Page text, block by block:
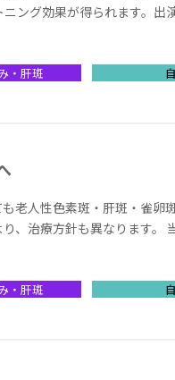
ニング効果が得られます。
・肝斑
も老人性色素斑・肝斑・雀
、治療方針も異なります
・肝斑